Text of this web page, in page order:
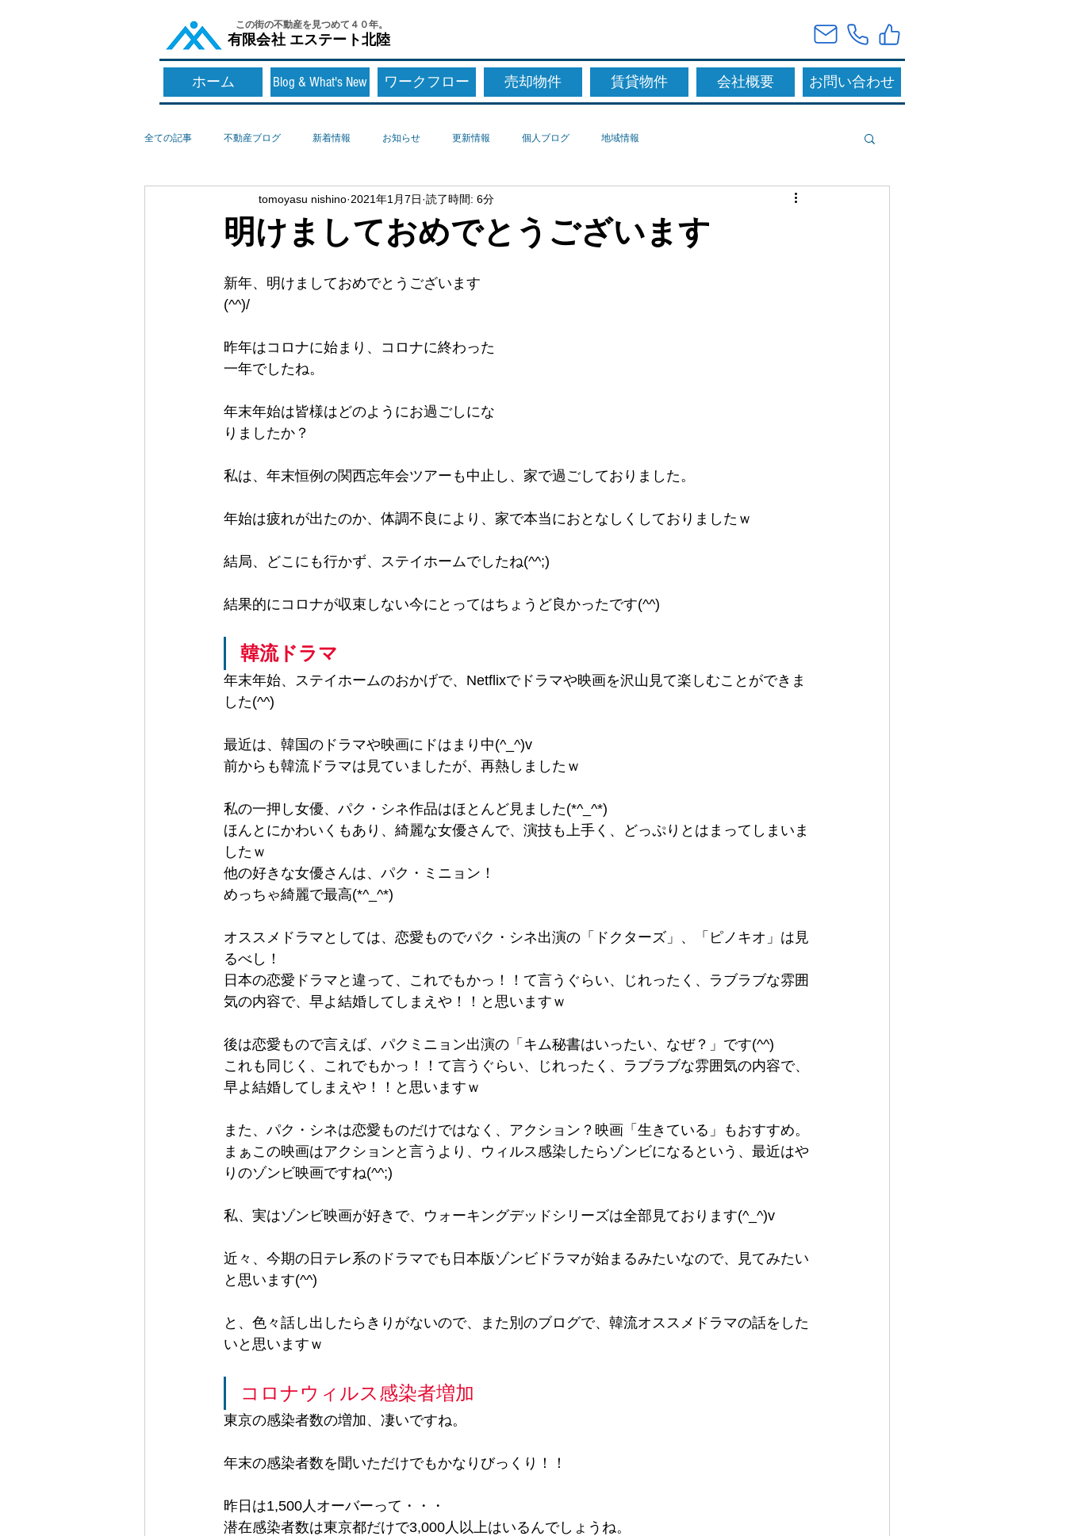
​この街の不動産を見つめて４０年。
​有限会社 エステート北陸
全ての記事 不動産ブログ 新着情報 お知らせ 更新情報 個人ブログ 地域情報
明けましておめでとうございます
tomoyasu nishino 2021年1月7日 読了時間: 6分
新年、明けましておめでとうございます
(^^)/
昨年はコロナに始まり、コロナに終わった
一年でしたね。
年末年始は皆様はどのようにお過ごしにな
りましたか？
私は、年末恒例の関西忘年会ツアーも中止し、家で過ごしておりました。
年始は疲れが出たのか、体調不良により、家で本当におとなしくしておりましたｗ
結局、どこにも行かず、ステイホームでしたね(^^;)
結果的にコロナが収束しない今にとってはちょうど良かったです(^^)
韓流ドラマ
年末年始、ステイホームのおかげで、Netflixでドラマや映画を沢山見て楽しむことができま
した(^^)
最近は、韓国のドラマや映画にドはまり中(^_^)v
前からも韓流ドラマは見ていましたが、再熱しましたｗ
私の一押し女優、パク・シネ作品はほとんど見ました(*^_^*)
ほんとにかわいくもあり、綺麗な女優さんで、演技も上手く、どっぷりとはまってしまいま
したｗ
他の好きな女優さんは、パク・ミニョン！
めっちゃ綺麗で最高(*^_^*)
オススメドラマとしては、恋愛ものでパク・シネ出演の「ドクターズ」、「ピノキオ」は見
るべし！
日本の恋愛ドラマと違って、これでもかっ！！て言うぐらい、じれったく、ラブラブな雰囲
気の内容で、早よ結婚してしまえや！！と思いますｗ
後は恋愛もので言えば、パクミニョン出演の「キム秘書はいったい、なぜ？」です(^^)
これも同じく、これでもかっ！！て言うぐらい、じれったく、ラブラブな雰囲気の内容で、
早よ結婚してしまえや！！と思いますｗ
また、パク・シネは恋愛ものだけではなく、アクション？映画「生きている」もおすすめ。
まぁこの映画はアクションと言うより、ウィルス感染したらゾンビになるという、最近はや
りのゾンビ映画ですね(^^;)
私、実はゾンビ映画が好きで、ウォーキングデッドシリーズは全部見ております(^_^)v
近々、今期の日テレ系のドラマでも日本版ゾンビドラマが始まるみたいなので、見てみたい
と思います(^^)
と、色々話し出したらきりがないので、また別のブログで、韓流オススメドラマの話をした
いと思いますｗ
コロナウィルス感染者増加
東京の感染者数の増加、凄いですね。
年末の感染者数を聞いただけでもかなりびっくり！！
昨日は1,500人オーバーって・・・
潜在感染者数は東京都だけで3,000人以上はいるんでしょうね。
ホーム Blog & What's New ワークフロー 売却物件 賃貸物件 会社概要 お問い合わせ